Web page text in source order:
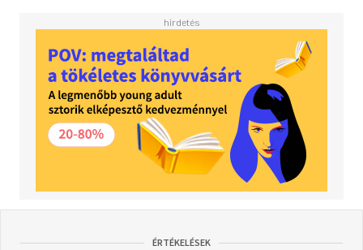
ÉRTÉKELÉSEK